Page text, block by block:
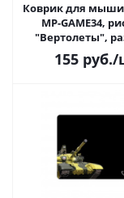
Коврик для мыши
MP-GAME34,
"Вертолеты",
250*200*3мм,
оверлок
155 руб./